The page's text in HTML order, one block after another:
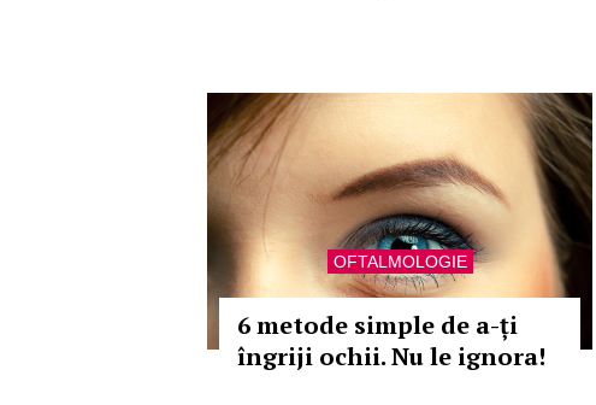
OFTALMOLOGIE
6 metode simple de a-ți
îngriji ochii. Nu le ignora!